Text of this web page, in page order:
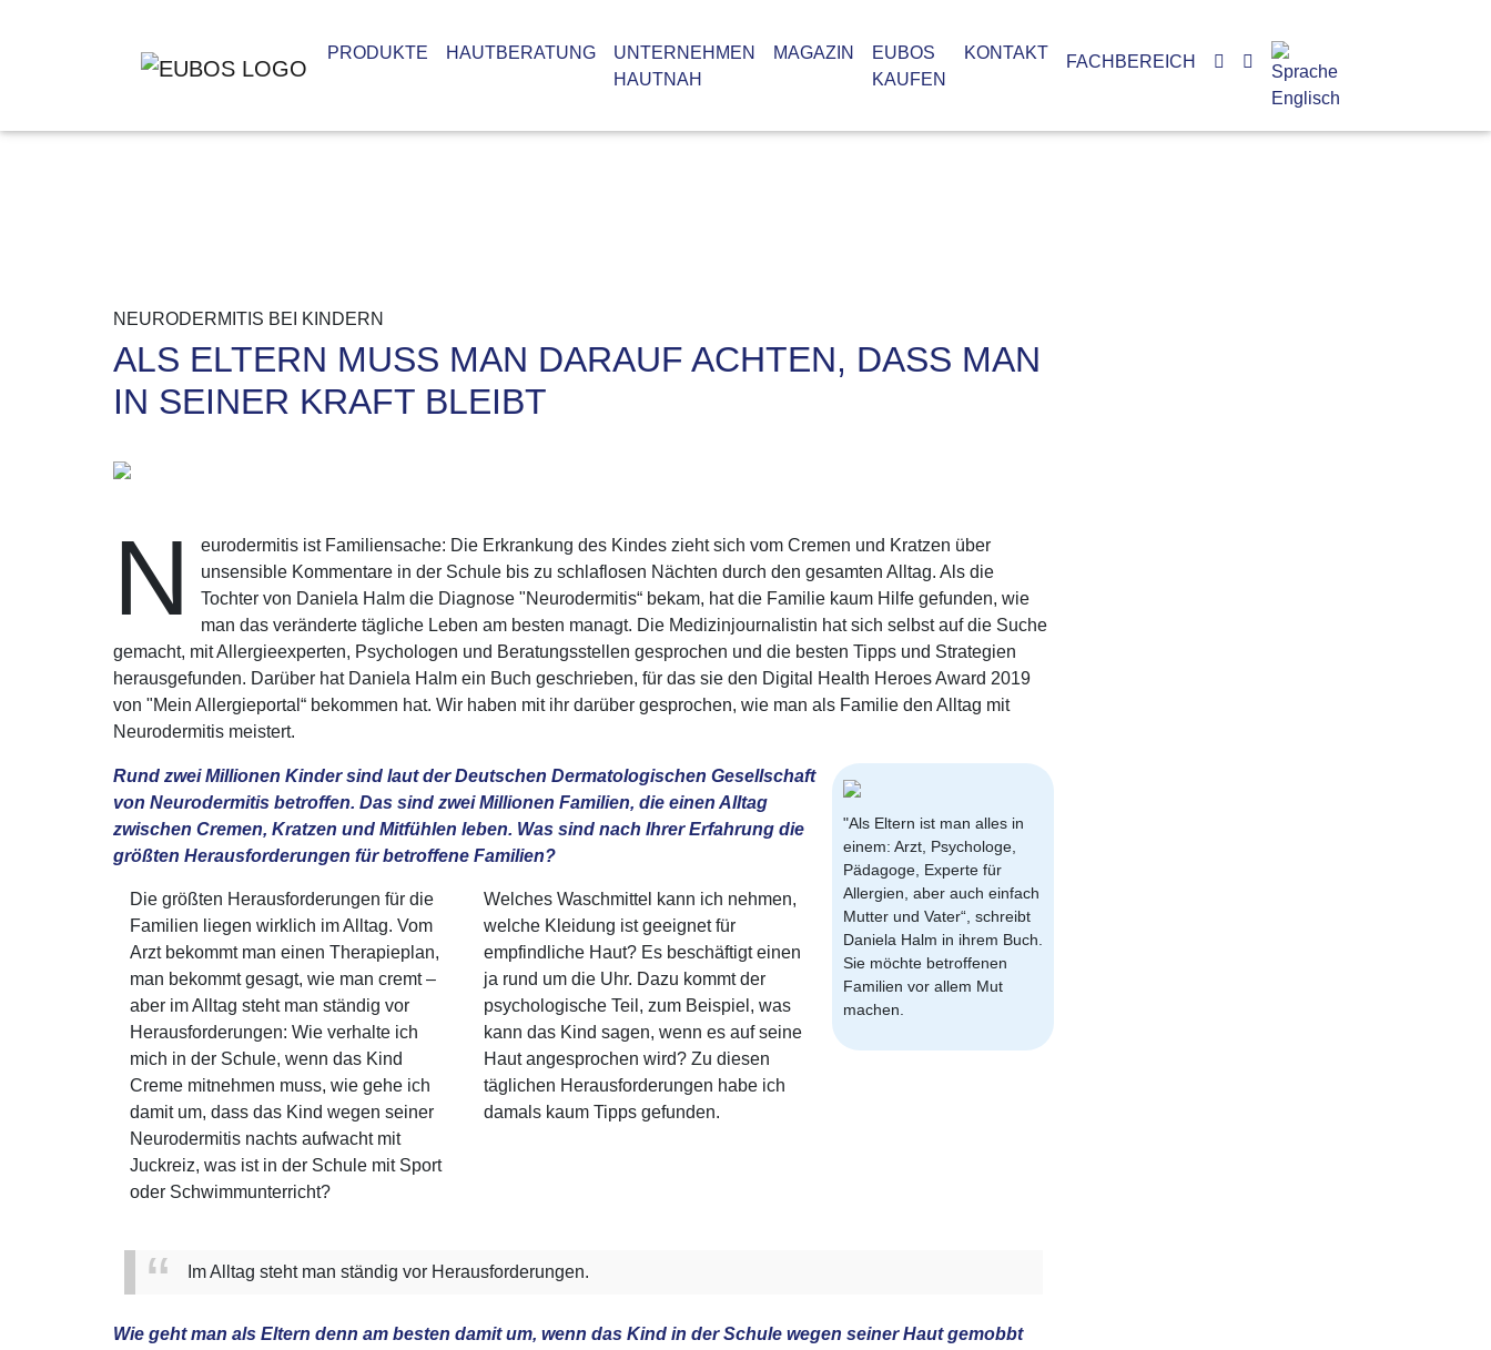
PRODUKTE HAUTBERATUNG
UNTERNEHMEN
HAUTNAH
MAGAZIN
EUBOS
KAUFEN
KONTAKT FACHBEREICH
NEURODERMITIS BEI KINDERN
ALS ELTERN MUSS MAN DARAUF ACHTEN, DASS MAN
IN SEINER KRAFT BLEIBT
N
eurodermitis ist Familiensache: Die Erkrankung des Kindes zieht sich vom Cremen und Kratzen über
unsensible Kommentare in der Schule bis zu schlaflosen Nächten durch den gesamten Alltag. Als die
Tochter von Daniela Halm die Diagnose "Neurodermitis“ bekam, hat die Familie kaum Hilfe gefunden, wie
man das veränderte tägliche Leben am besten managt. Die Medizinjournalistin hat sich selbst auf die Suche
gemacht, mit Allergieexperten, Psychologen und Beratungsstellen gesprochen und die besten Tipps und Strategien
herausgefunden. Darüber hat Daniela Halm ein Buch geschrieben, für das sie den Digital Health Heroes Award 2019
von "Mein Allergieportal“ bekommen hat. Wir haben mit ihr darüber gesprochen, wie man als Familie den Alltag mit
Neurodermitis meistert.
"Als Eltern ist man alles in
einem: Arzt, Psychologe,
Pädagoge, Experte für
Allergien, aber auch einfach
Mutter und Vater“, schreibt
Daniela Halm in ihrem Buch.
Sie möchte betroffenen
Familien vor allem Mut
machen.
Rund zwei Millionen Kinder sind laut der Deutschen Dermatologischen Gesellschaft
von Neurodermitis betroffen. Das sind zwei Millionen Familien, die einen Alltag
zwischen Cremen, Kratzen und Mitfühlen leben. Was sind nach Ihrer Erfahrung die
größten Herausforderungen für betroffene Familien?
Die größten Herausforderungen für die
Familien liegen wirklich im Alltag. Vom
Arzt bekommt man einen Therapieplan,
man bekommt gesagt, wie man cremt –
aber im Alltag steht man ständig vor
Herausforderungen: Wie verhalte ich
mich in der Schule, wenn das Kind
Creme mitnehmen muss, wie gehe ich
damit um, dass das Kind wegen seiner
Neurodermitis nachts aufwacht mit
Juckreiz, was ist in der Schule mit Sport
oder Schwimmunterricht?
Welches Waschmittel kann ich nehmen,
welche Kleidung ist geeignet für
empfindliche Haut? Es beschäftigt einen
ja rund um die Uhr. Dazu kommt der
psychologische Teil, zum Beispiel, was
kann das Kind sagen, wenn es auf seine
Haut angesprochen wird? Zu diesen
täglichen Herausforderungen habe ich
damals kaum Tipps gefunden.
Im Alltag steht man ständig vor Herausforderungen.
Wie geht man als Eltern denn am besten damit um, wenn das Kind in der Schule wegen seiner Haut gemobbt